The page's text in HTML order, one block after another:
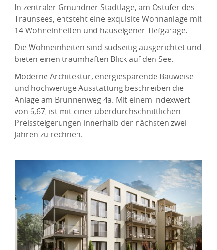
In zentraler Gmundner Stadtlage, am Ostufer des
Traunsees, entsteht eine exquisite Wohnanlage mit
14 Wohneinheiten und hauseigener Tiefgarage.
Die Wohneinheiten sind südseitig ausgerichtet und
bieten einen traumhaften Blick auf den See.
Moderne Architektur, energiesparende Bauweise
und hochwertige Ausstattung beschreiben die
Anlage am Brunnenweg 4a. Mit einem Indexwert
von 6,67, ist mit einer überdurchschnittlichen
Preissteigerungen innerhalb der nächsten zwei
Jahren zu rechnen.